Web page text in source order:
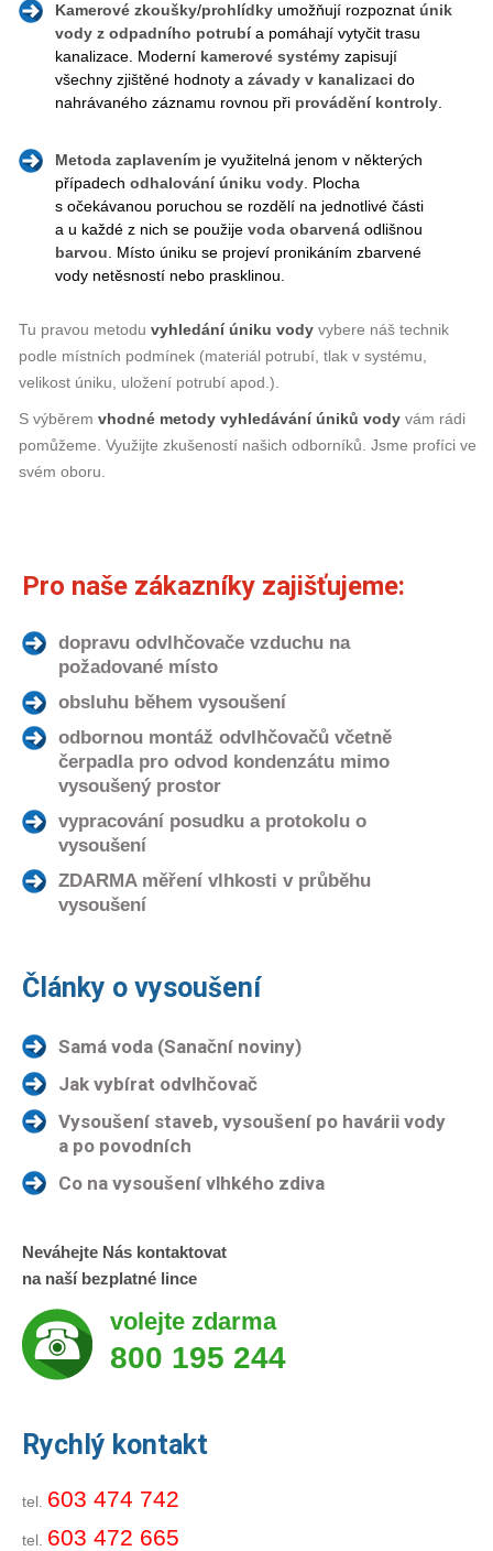
Kamerové zkoušky/prohlídky umožňují rozpoznat únik
vody z odpadního potrubía pomáhají vytyčit trasu
kanalizace. Moderní kamerové systémy zapisují
všechny zjištěné hodnoty a závady v kanalizaci do
nahrávaného záznamu rovnou při provádění kontroly
Metoda zaplavením je využitelná jenom v některých
případech odhalování úniku vody . Plocha
s očekávanou poruchou se rozdělí na jednotlivé části
a u každé z nich se použije voda obarvená odlišnou
barvou . Místo úniku se projeví pronikáním zbarvené
vody netěsností nebo prasklinou.
Tu pravou metodu vyhledání úniku vody vybere náš technik
podle místních podmínek (materiál potrubí, tlak v systému,
velikost úniku, uložení potrubí apod.).
S výběrem vhodné metody vyhledávání úniků vody vám rádi
pomůžeme. Využijte zkušeností našich odborníků. Jsme profíci ve
svém oboru.
Pro naše zákazníky zajišťujeme:
dopravu odvlhčovače vzduchu na
požadované místo
obsluhu během vysoušení
odbornou montáž odvlhčovačů včetně
čerpadla pro odvod kondenzátu mimo
vysoušený prostor
vypracování posudku a protokolu o
vysoušení
ZDARMA měření vlhkosti v průběhu
vysoušení
Články o vysoušení
Samá voda (Sanační noviny)
Jak vybírat odvlhčovač
Vysoušení staveb, vysoušení po havárii vody
a po povodních
Co na vysoušení vlhkého zdiva
Neváhejte Nás kontaktovat
na naší bezplatné lince
volejte zdarma
800 195 244
Rychlý kontakt
tel. 603 474 742
tel. 603 472 665